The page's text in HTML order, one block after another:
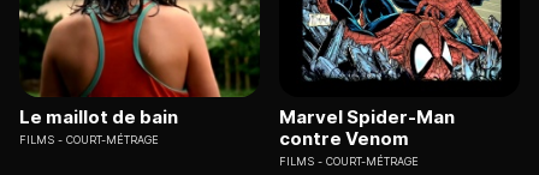
Le maillot de bain
FILMS COURT-MÉTRAGE
Marvel Spider-Man
contre Venom
FILMS COURT-MÉTRAGE